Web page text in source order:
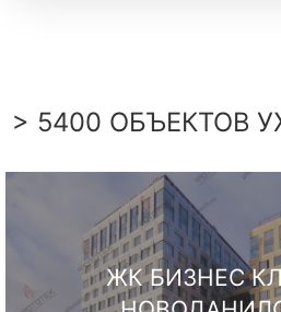
> 5400 ОБЪЕКТОВ
ЖК БИЗНЕС